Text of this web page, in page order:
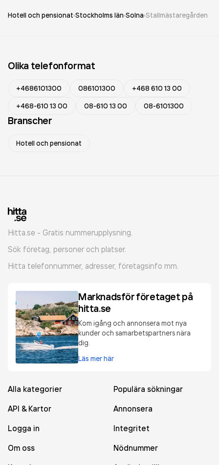
Hotell och pensionat Stockholms län Solna Stallmästaregården
Olika telefonformat
+4686101300 086101300
+468 610 13 00
+468-610 13 00
08-610 13 00 08-6101300
Branscher
Hotell och pensionat
Hitta.se - Gratis nummerupplysning.
Sök företag, personer och platser.
Hitta telefonnummer, adresser, företagsinfo mm.
Marknadsför företaget på
hitta.se
Kom igång och annonsera mot nya
kunder och samarbetspartners nära
dig.
Läs mer här
Alla kategorier
Populära sökningar
API & Kartor
Annonsera
Logga in
Integritet
Om oss
Nödnummer